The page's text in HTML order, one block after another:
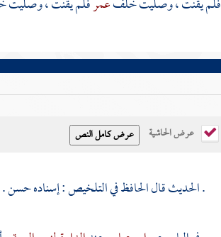
فلم يقنت ، وصليت خلفعمرفلم يقنت ،
عرض الحاشية
. الحديث قال الحافظ في التلخيص : إسناده حسن .